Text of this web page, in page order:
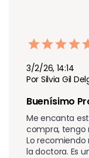
3/2/26, 14:14
Por Silvia Gil
Buenísimo
Me encanta
compra, tengo
Lo
la doctora. Es